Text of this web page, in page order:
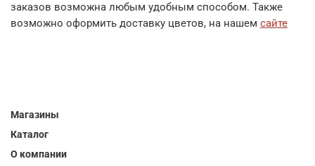
заказов возможна любым удобным способом. Также
возможно оформить доставку цветов, на нашем сайте
Магазины
Каталог
О компании